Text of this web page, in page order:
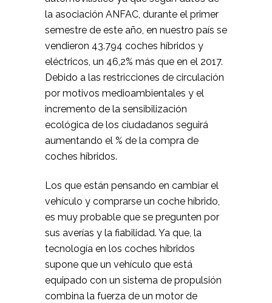
la asociación ANFAC, durante el primer
semestre de este año, en nuestro país se
vendieron 43.794 coches híbridos y
eléctricos, un 46,2% más que en el 2017.
Debido a las restricciones de circulación
por motivos medioambientales y el
incremento de la sensibilización
ecológica de los ciudadanos seguirá
aumentando el % de la compra de
coches híbridos.
Los que están pensando en cambiar el
vehículo y comprarse un coche híbrido,
es muy probable que se pregunten por
sus averías y la fiabilidad. Ya que, la
tecnología en los coches híbridos
supone que un vehículo que está
equipado con un sistema de propulsión
combina la fuerza de un motor de